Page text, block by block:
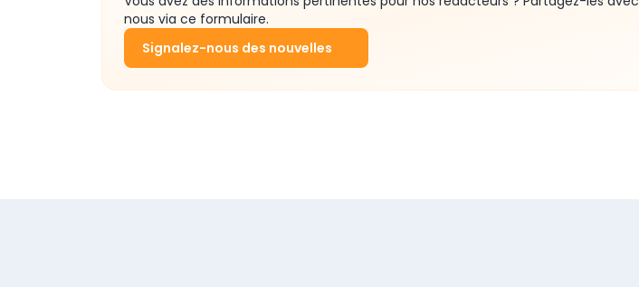
nous via ce formulaire.
Signalez-nous des nouvelles